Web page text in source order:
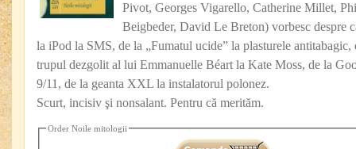
Pivot, Georges Vigarello, Catherine Millet,
Beigbeder, David Le Breton) vorbesc despre
la iPod la SMS, de la „Fumatul ucide” la plasturele
trupul dezgolit al lui Emmanuelle Béart la Kate Moss, de la
9/11, de la geanta XXL la instalatorul polonez.
Scurt, incisiv şi nonsalant. Pentru că merităm.
Order Noile mitologii